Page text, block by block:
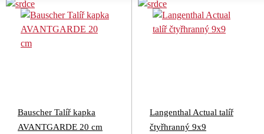
Bauscher Talíř kapka
AVANTGARDE 20 cm
Langenthal Actual talíř
čtyřhranný 9x9